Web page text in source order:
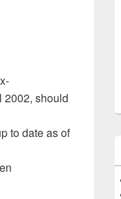
2002, should
to date as of
de 2008 (10 anos)